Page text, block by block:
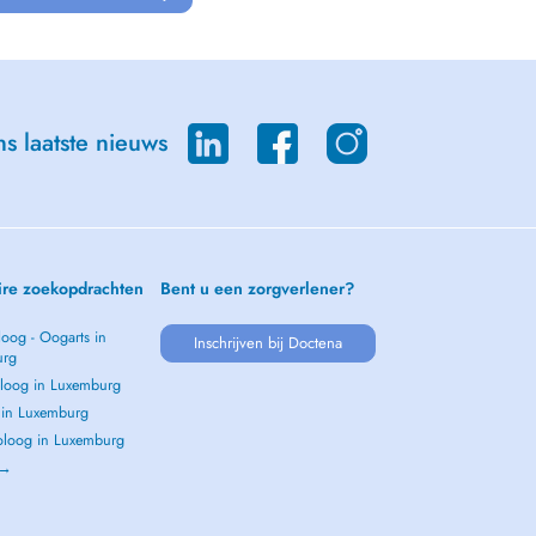
laatste nieuws
zoekopdrachten
- Oogarts in
in Luxemburg
Luxemburg
in Luxemburg
Bent u een zorgverlener?
Inschrijven bij Doctena